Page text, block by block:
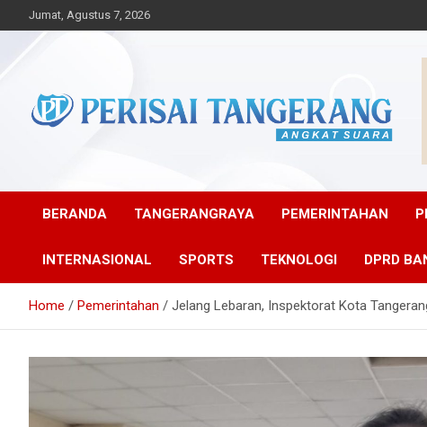
to
Jumat, Agustus 7, 2026
Angkat Suara
BERANDA TANGERANGRAYA PEMERINTAHAN
INTERNASIONAL SPORTS TEKNOLOGI DPRD
Home Pemerintahan Jelang Lebaran, Inspektorat Kota